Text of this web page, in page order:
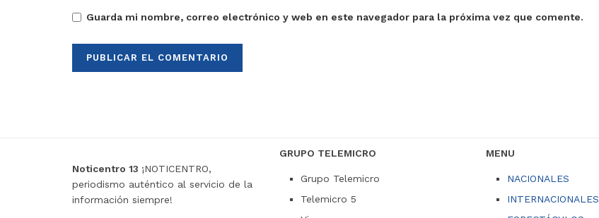
Guarda mi nombre, correo electrónico y web en este navegador para la próxima vez que comente.
Noticentro 13 ¡NOTICENTRO,
periodismo auténtico al servicio de la
información siempre!
GRUPO TELEMICRO
Grupo Telemicro
Telemicro 5
MENU
NACIONALES
INTERNACIONALES